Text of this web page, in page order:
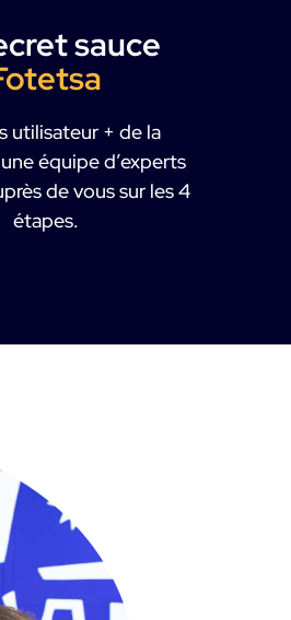
sauce
utilisateur + de la
équipe d’experts
de vous sur les 4
étapes.